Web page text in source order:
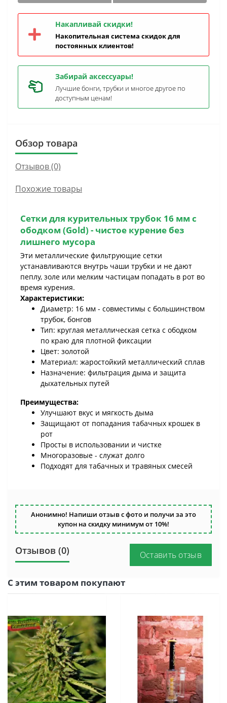
Накапливай скидки!
Накопительная система скидок для
постоянных клиентов!
Забирай аксессуары!
Лучшие бонги, трубки и многое другое по
доступным ценам!
Обзор товара
Отзывов (0)
Похожие товары
Сетки для курительных трубок 16 мм с
ободком (Gold) - чистое курение без
лишнего мусора
Эти металлические фильтрующие сетки
устанавливаются внутрь чаши трубки и не дают
пеплу, золе или мелким частицам попадать в рот во
время курения.
Характеристики:
Диаметр: 16 мм - совместимы с большинством
трубок, бонгов
Тип: круглая металлическая сетка с ободком
по краю для плотной фиксации
Цвет: золотой
Материал: жаростойкий металлический сплав
Назначение: фильтрация дыма и защита
дыхательных путей
Преимущества:
Улучшают вкус и мягкость дыма
Защищают от попадания табачных крошек в
рот
Просты в использовании и чистке
Многоразовые - служат долго
Подходят для табачных и травяных смесей
Анонимно! Напиши отзыв с фото и получи за это
купон на скидку минимум от 10%!
Отзывов (0) Оставить отзыв
С этим товаром покупают